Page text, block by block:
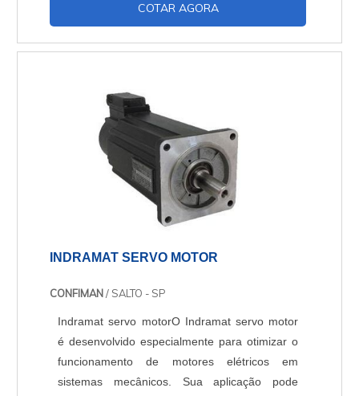
14mm AZ KRE (PHILIPS) (EG128-
COTAR AGORA
INDRAMAT SERVO MOTOR
CONFIMAN/ SALTO - SP
Indramat servo motorO Indramat servo motor
é desenvolvido especialmente para otimizar o
funcionamento de motores elétricos em
sistemas mecânicos. Sua aplicação pode